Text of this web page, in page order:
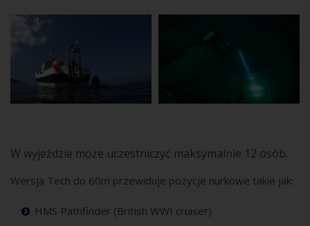
W wyjeździe może uczestniczyć maksymalnie 12 osób.
Wersja Tech do 60m przewiduje pozycje nurkowe takie jak:
HMS Pathfinder (British WWI cruiser)